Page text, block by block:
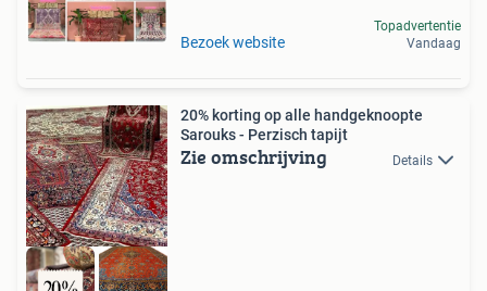
Bezoek website
Topadvertentie
Vandaag
20% korting op alle handgeknoopte
Sarouks - Perzisch tapijt
Zie omschrijving Details